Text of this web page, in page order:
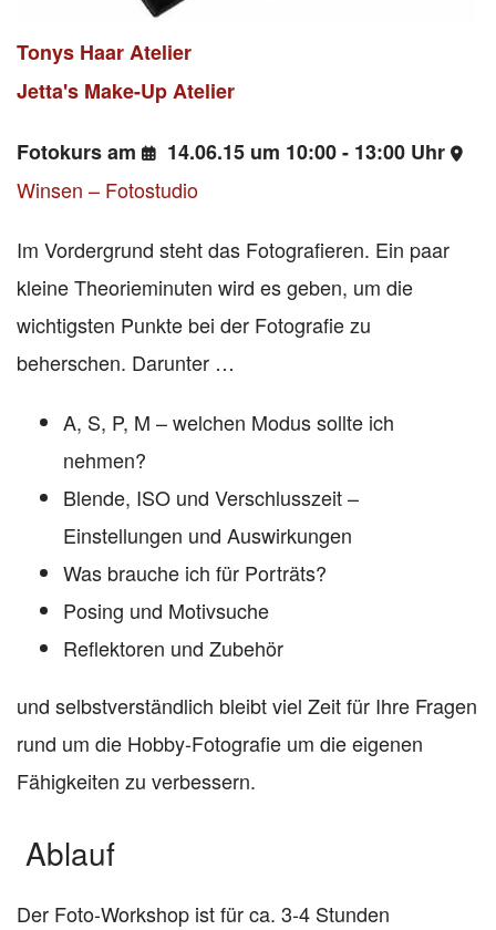
Tonys Haar Atelier
Jetta's Make-Up Atelier
Fotokurs am
14.06.15 um 10:00 - 13:00 Uhr
Winsen – Fotostudio
Im Vordergrund steht das Fotografieren. Ein paar
kleine Theorieminuten wird es geben, um die
wichtigsten Punkte bei der Fotografie zu
beherschen. Darunter …
A, S, P, M – welchen Modus sollte ich
nehmen?
Blende, ISO und Verschlusszeit –
Einstellungen und Auswirkungen
Was brauche ich für Porträts?
Posing und Motivsuche
Reflektoren und Zubehör
und selbstverständlich bleibt viel Zeit für Ihre Fragen
rund um die Hobby-Fotografie um die eigenen
Fähigkeiten zu verbessern.
Ablauf
Der Foto-Workshop ist für ca. 3-4 Stunden